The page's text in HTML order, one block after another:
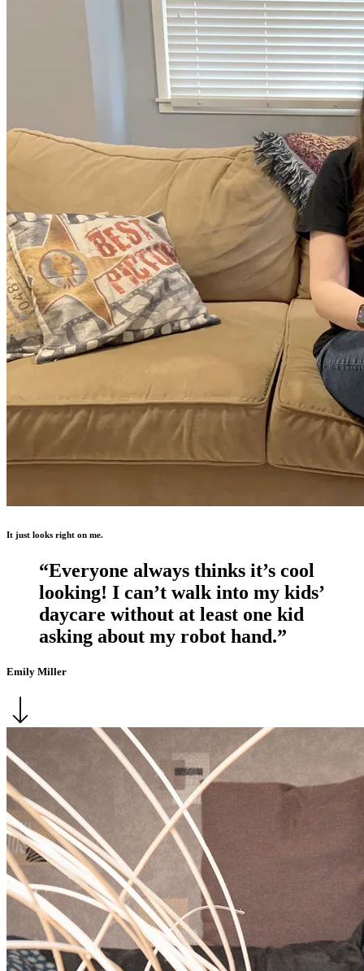
It just looks right on me.
“Everyone always thinks it’s cool
looking! I can’t walk into my kids’
daycare without at least one kid
asking about my robot hand.”
Emily Miller